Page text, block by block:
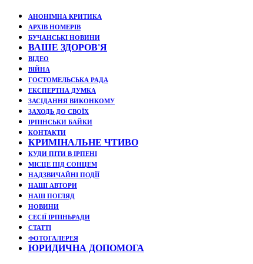
АНОНІМНА КРИТИКА
АРХІВ НОМЕРІВ
БУЧАНСЬКІ НОВИНИ
ВАШЕ ЗДОРОВ'Я
ВІДЕО
ВІЙНА
ГОСТОМЕЛЬСЬКА РАДА
ЕКСПЕРТНА ДУМКА
ЗАСІДАННЯ ВИКОНКОМУ
ЗАХОДЬ ДО СВОЇХ
ІРПІНСЬКИ БАЙКИ
КОНТАКТИ
КРИМІНАЛЬНЕ ЧТИВО
КУДИ ПІТИ В ІРПЕНІ
МІСЦЕ ПІД СОНЦЕМ
НАДЗВИЧАЙНІ ПОДЇЇ
НАШІ АВТОРИ
НАШ ПОГЛЯД
НОВИНИ
СЕСІЇ ІРПІНЬРАДИ
СТАТТІ
ФОТОГАЛЕРЕЯ
ЮРИДИЧНА ДОПОМОГА